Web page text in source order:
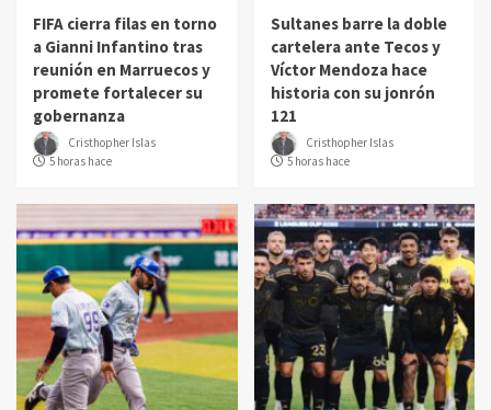
FIFA cierra filas en torno
a Gianni Infantino tras
reunión en Marruecos y
promete fortalecer su
gobernanza
Cristhopher Islas
5 horas hace
Sultanes barre la doble
cartelera ante Tecos y
Víctor Mendoza hace
historia con su jonrón
121
Cristhopher Islas
5 horas hace